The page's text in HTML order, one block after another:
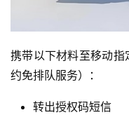
流
携带以下材料至移动指
约免排队服务）：
转出授权码短信